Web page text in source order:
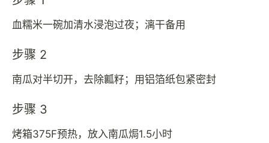
血糯米一碗加清水浸泡过夜；漓干备用
步骤 2
南瓜对半切开，去除瓤籽；用铝箔纸包紧密封
步骤 3
烤箱375F预热，放入南瓜焗1.5小时